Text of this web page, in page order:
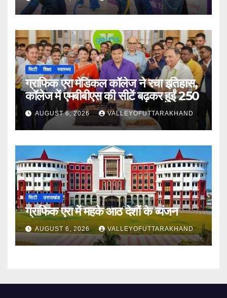
सिटी शिक्षा स्वास्थ्य
ग्राफिक एरा मेडिकल कॉलेज ने रचा इतिहास,
कॉलेज में एमबीबीएस की सीटें बढ़कर हुईं 250
AUGUST 6, 2026 VALLEYOFUTTARAKHAND
सिटी उत्तराखंड
ग्राफिक एरा में महके आठ देशों के व्यंजन
AUGUST 6, 2026 VALLEYOFUTTARAKHAND